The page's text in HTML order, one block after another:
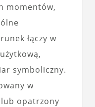
momentów,
łączy w
symboliczny.
w
opatrzony